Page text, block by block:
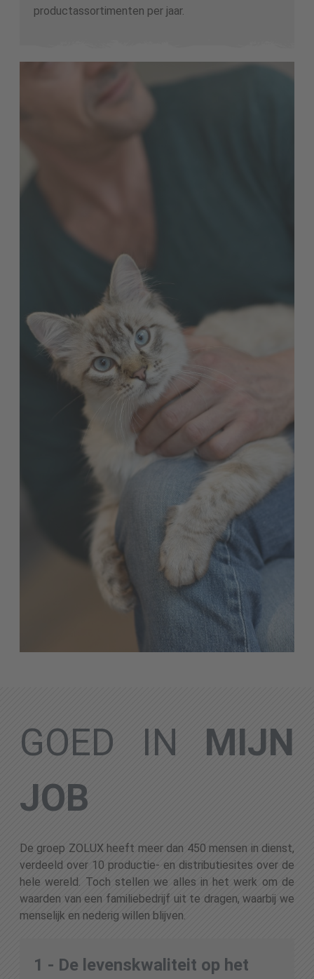
productassortimenten per jaar.
GOED IN MIJN
JOB
De groep ZOLUX heeft meer dan 450 mensen in dienst,
verdeeld over 10 productie- en distributiesites over de
hele wereld. Toch stellen we alles in het werk om de
waarden van een familiebedrijf uit te dragen, waarbij we
menselijk en nederig willen blijven.
1 - De levenskwaliteit op het